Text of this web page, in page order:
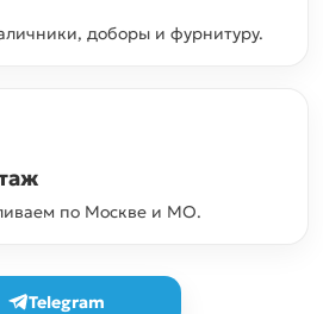
доборы и фурнитуру.
по Москве и МО.
Telegram